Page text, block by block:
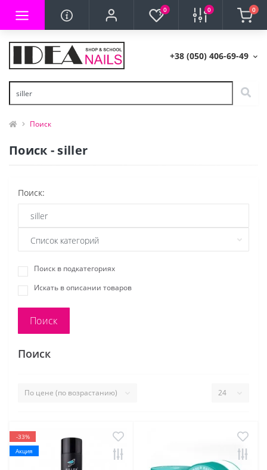
0 0 0
+38 (050) 406-69-49
Поиск
Поиск - siller
Поиск:
Поиск в подкатегориях
Искать в описании товаров
Поиск
-33%
Акция